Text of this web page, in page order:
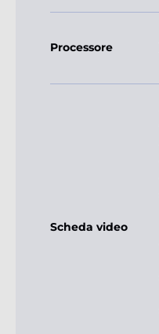
Processore
Scheda video